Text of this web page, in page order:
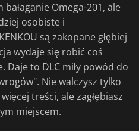
Omega-201, ale
osobiste i
są zakopane głębiej
wydaje się robić coś
Daje to DLC miły powód do
Nie walczysz tylko
treści, ale zagłębiasz
miejscem.